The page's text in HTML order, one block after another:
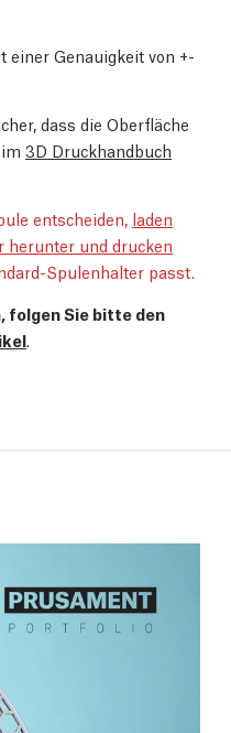
einer Genauigkeit von +-
dass die Oberfläche
3D Druckhandbuch
entscheiden, laden
herunter und drucken
Spulenhalter passt.
folgen Sie bitte den